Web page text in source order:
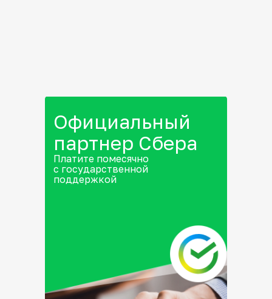
Официальный
партнер Сбера
Платите помесячно
с государственной
поддержкой